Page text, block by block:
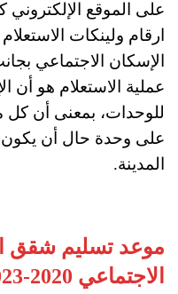
على الموقع
ارقام ولينكات
الإسكان الاجتماعي
عملية الاستعلام هو أن
للوحدات، بمعنى أن
على وحدة حال أن يكون
المدينة.
الاجتماعي 2020-2023